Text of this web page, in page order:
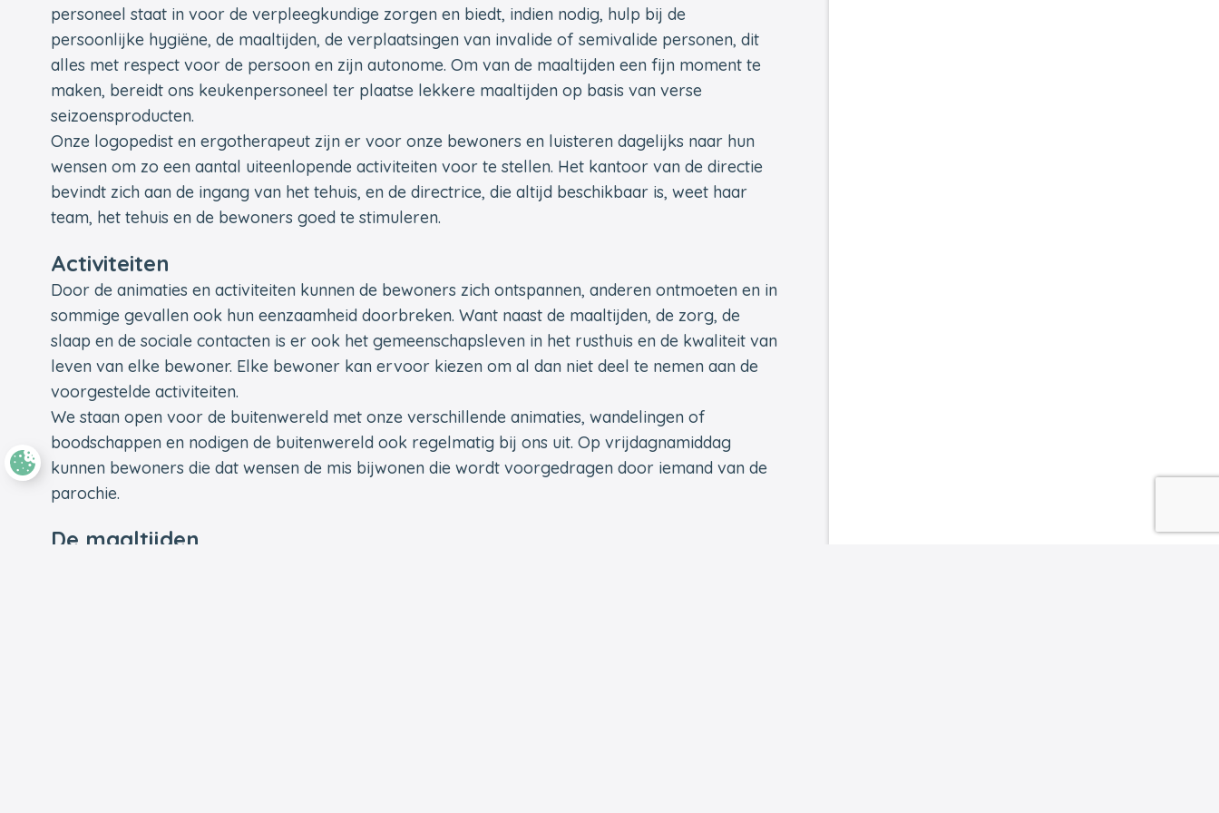
personeel staat in voor de verpleegkundige zorgen en biedt, indien nodig, hulp bij de
persoonlijke hygiëne, de maaltijden, de verplaatsingen van invalide of semivalide personen, dit
alles met respect voor de persoon en zijn autonome. Om van de maaltijden een fijn moment te
maken, bereidt ons keukenpersoneel ter plaatse lekkere maaltijden op basis van verse
seizoensproducten.
Onze logopedist en ergotherapeut zijn er voor onze bewoners en luisteren dagelijks naar hun
wensen om zo een aantal uiteenlopende activiteiten voor te stellen. Het kantoor van de directie
bevindt zich aan de ingang van het tehuis, en de directrice, die altijd beschikbaar is, weet haar
team, het tehuis en de bewoners goed te stimuleren.
Activiteiten
Door de animaties en activiteiten kunnen de bewoners zich ontspannen, anderen ontmoeten en in
sommige gevallen ook hun eenzaamheid doorbreken. Want naast de maaltijden, de zorg, de
slaap en de sociale contacten is er ook het gemeenschapsleven in het rusthuis en de kwaliteit van
leven van elke bewoner. Elke bewoner kan ervoor kiezen om al dan niet deel te nemen aan de
voorgestelde activiteiten.
We staan open voor de buitenwereld met onze verschillende animaties, wandelingen of
boodschappen en nodigen de buitenwereld ook regelmatig bij ons uit. Op vrijdagnamiddag
kunnen bewoners die dat wensen de mis bijwonen die wordt voorgedragen door iemand van de
parochie.
De maaltijden